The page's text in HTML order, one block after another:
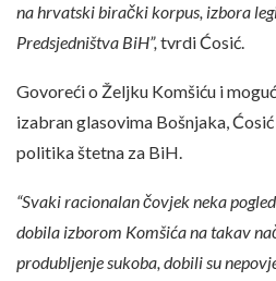
na hrvatski birački korpus, izbora
Predsjedništva BiH”, tvrdi Ćosić.
Govoreći o Željku Komšiću i
izabran glasovima Bošnjaka,
politika štetna za BiH.
“Svaki racionalan čovjek neka
dobila izborom Komšića na takav
produbljenje sukoba, dobili su